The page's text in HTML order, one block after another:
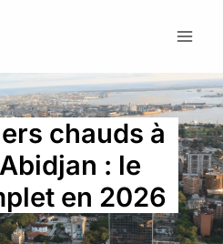
chauds à
: le
en 2026